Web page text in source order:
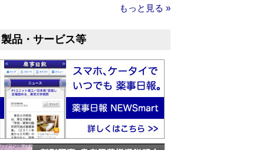
もっと見る »
製品・サービス等